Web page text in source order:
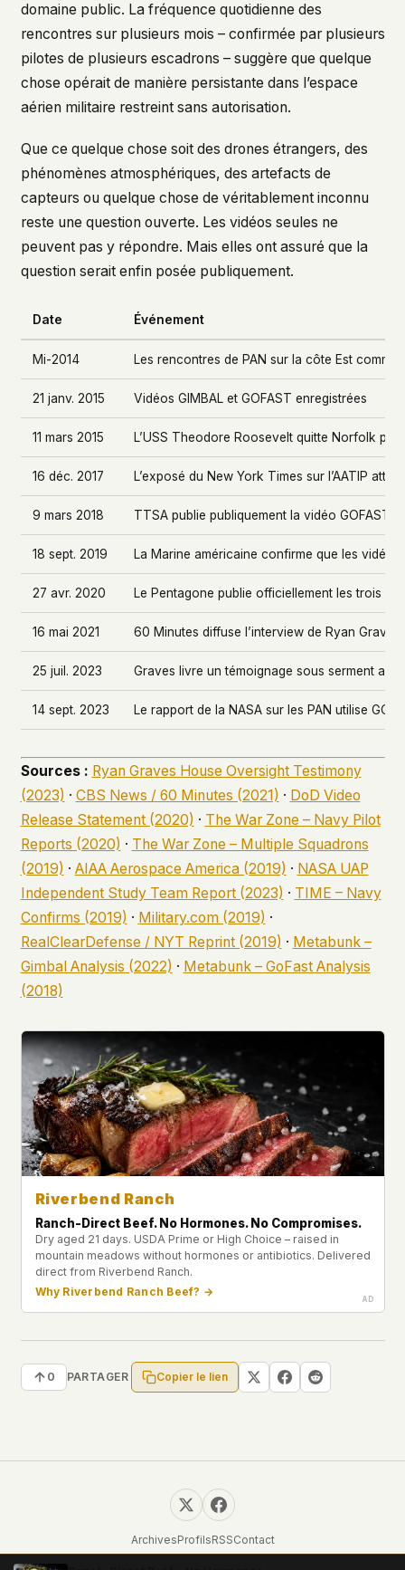
domaine public. La fréquence quotidienne des
rencontres sur plusieurs mois – confirmée par plusieurs
pilotes de plusieurs escadrons – suggère que quelque
chose opérait de manière persistante dans l’espace
aérien militaire restreint sans autorisation.
Que ce quelque chose soit des drones étrangers, des
phénomènes atmosphériques, des artefacts de
capteurs ou quelque chose de véritablement inconnu
reste une question ouverte. Les vidéos seules ne
peuvent pas y répondre. Mais elles ont assuré que la
question serait enfin posée publiquement.
Date Événement
Mi-2014 Les rencontres de PAN sur la côte Est
21 janv. 2015 Vidéos GIMBAL et GOFAST enregistrées
11 mars 2015 L’USS Theodore Roosevelt quitte Norfolk
16 déc. 2017 L’exposé du New York Times sur l’AATIP
9 mars 2018 TTSA publie publiquement la vidéo GOFAST
18 sept. 2019 La Marine américaine confirme que les
27 avr. 2020 Le Pentagone publie officiellement les trois
16 mai 2021 60 Minutes diffuse l’interview de Ryan Graves
25 juil. 2023 Graves livre un témoignage sous serment au
14 sept. 2023 Le rapport de la NASA sur les PAN utilise
Sources : Ryan Graves House Oversight Testimony
(2023) · CBS News / 60 Minutes (2021) · DoD Video
Release Statement (2020) · The War Zone – Navy Pilot
Reports (2020) · The War Zone – Multiple Squadrons
(2019) · AIAA Aerospace America (2019) · NASA UAP
Independent Study Team Report (2023) · TIME – Navy
Confirms (2019) · Military.com (2019) ·
RealClearDefense / NYT Reprint (2019) · Metabunk –
Gimbal Analysis (2022) · Metabunk – GoFast Analysis
(2018)
Riverbend Ranch
Ranch-Direct Beef. No Hormones. No Compromises.
Dry aged 21 days. USDA Prime or High Choice – raised in
mountain meadows without hormones or antibiotics. Delivered
direct from Riverbend Ranch.
Why Riverbend Ranch Beef? →
0 PARTAGER Copier le lien
ArchivesProfilsRSSContact